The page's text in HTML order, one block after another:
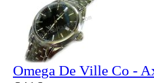
Omega De Ville Co -